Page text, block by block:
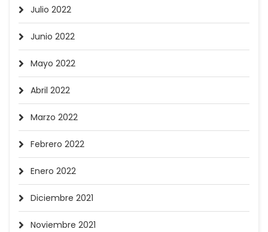
Julio 2022
Junio 2022
Mayo 2022
Abril 2022
Marzo 2022
Febrero 2022
Enero 2022
Diciembre 2021
Noviembre 2021